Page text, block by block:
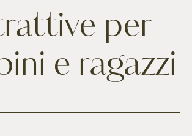
per
e ragazzi